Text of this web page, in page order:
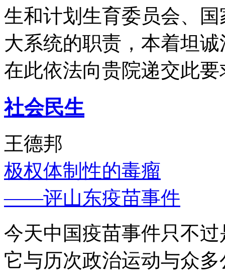
生和计划生育委员会、
大系统的职责，本着坦
在此依法向贵院递交此要
社会民生
王德邦
极权体制性的毒瘤
——评山东疫苗事件
今天中国疫苗事件只不
它与历次政治运动与众